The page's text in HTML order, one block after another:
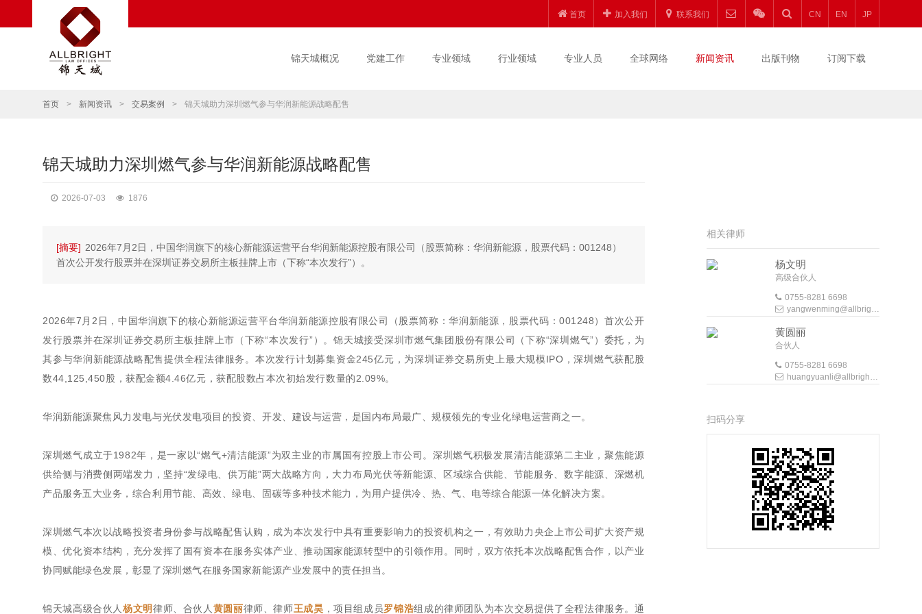
首页 加入我们 联系我们 CN EN JP
锦天城概况 党建工作 专业领域 行业领域 专业人员 全球网络 新闻资讯 出版刊物 订阅下载
首页 > 新闻资讯 > 交易案例 > 锦天城助力深圳燃气参与华润新能源战略配售
锦天城助力深圳燃气参与华润新能源战略配售
2026-07-03 1876
[摘要] 2026年7月2日，中国华润旗下的核心新能源运营平台华润新能源控股有限公司（股票简称：华润新能源，股票代码：001248）
首次公开发行股票并在深圳证券交易所主板挂牌上市（下称“本次发行”）。
2026年7月2日，中国华润旗下的核心新能源运营平台华润新能源控股有限公司（股票简称：华润新能源，股票代码：001248）首次公开
发行股票并在深圳证券交易所主板挂牌上市（下称“本次发行”）。锦天城接受深圳市燃气集团股份有限公司（下称“深圳燃气”）委托，为
其参与华润新能源战略配售提供全程法律服务。本次发行计划募集资金245亿元，为深圳证券交易所史上最大规模IPO，深圳燃气获配股
数44,125,450股，获配金额4.46亿元，获配股数占本次初始发行数量的2.09%。
华润新能源聚焦风力发电与光伏发电项目的投资、开发、建设与运营，是国内布局最广、规模领先的专业化绿电运营商之一。
深圳燃气成立于1982年，是一家以“燃气+清洁能源”为双主业的市属国有控股上市公司。深圳燃气积极发展清洁能源第二主业，聚焦能源
供给侧与消费侧两端发力，坚持“发绿电、供万能”两大战略方向，大力布局光伏等新能源、区域综合供能、节能服务、数字能源、深燃机
产品服务五大业务，综合利用节能、高效、绿电、固碳等多种技术能力，为用户提供冷、热、气、电等综合能源一体化解决方案。
深圳燃气本次以战略投资者身份参与战略配售认购，成为本次发行中具有重要影响力的投资机构之一，有效助力央企上市公司扩大资产规
模、优化资本结构，充分发挥了国有资本在服务实体产业、推动国家能源转型中的引领作用。同时，双方依托本次战略配售合作，以产业
协同赋能绿色发展，彰显了深圳燃气在服务国家新能源产业发展中的责任担当。
锦天城高级合伙人杨文明律师、合伙人 黄圆丽律师、律师王成昊 ，项目组成员罗锦浩组成的律师团队为本次交易提供了全程法律服务。通
相关律师
杨文明
高级合伙人
0755-8281 6698
yangwenming@allbrightlaw.com
黄圆丽
合伙人
0755-8281 6698
huangyuanli@allbrightlaw.com
扫码分享